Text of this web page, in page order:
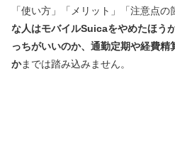
「使い方」「メリット」「注意点の
な人はモバイルSuicaをやめたほう
っちがいいのか、通勤定期や経費精
かまでは踏み込みません。